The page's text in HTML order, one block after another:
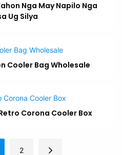
Nga May Napilo Nga
Ug Silya
Cooler Bag Wholesale
Corona Cooler Box
2